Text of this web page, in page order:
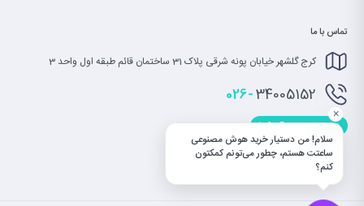
تماس با ما
کرج گلشهر خیابان پونه شرقی پلاک 31 ساختمان قائم طبقه اول واحد 3
026-34005152
info@saatet.com
سلام! من دستیار خرید هوش مصنوعی
ساعتت هستم، چطور می‌تونم کمکتون
کنم؟
×